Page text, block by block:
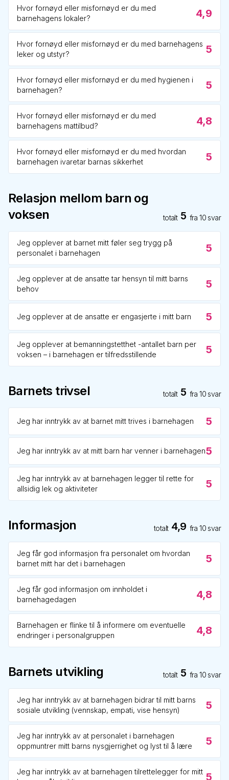
Hvor fornøyd eller misfornøyd er du med
barnehagens lokaler?
4,9
Hvor fornøyd eller misfornøyd er du med barnehagens
leker og utstyr?
5
Hvor fornøyd eller misfornøyd er du med hygienen i
barnehagen?
5
Hvor fornøyd eller misfornøyd er du med
barnehagens mattilbud?
4,8
Hvor fornøyd eller misfornøyd er du med hvordan
barnehagen ivaretar barnas sikkerhet
5
Relasjon mellom barn og
voksen
totalt 5 fra10 svar
Jeg opplever at barnet mitt føler seg trygg på
personalet i barnehagen
5
Jeg opplever at de ansatte tar hensyn til mitt barns
behov
5
Jeg opplever at de ansatte er engasjerte i mitt barn 5
Jeg opplever at bemanningstetthet -antallet barn per
voksen – i barnehagen er tilfredsstillende
5
Barnets trivsel totalt 5 fra10 svar
Jeg har inntrykk av at barnet mitt trives i barnehagen 5
Jeg har inntrykk av at mitt barn har venner i barnehagen5
Jeg har inntrykk av at barnehagen legger til rette for
allsidig lek og aktiviteter
5
Informasjon totalt 4,9 fra10 svar
Jeg får god informasjon fra personalet om hvordan
barnet mitt har det i barnehagen
5
Jeg får god informasjon om innholdet i
barnehagedagen
4,8
Barnehagen er flinke til å informere om eventuelle
endringer i personalgruppen
4,8
Barnets utvikling totalt 5 fra10 svar
Jeg har inntrykk av at barnehagen bidrar til mitt barns
sosiale utvikling (vennskap, empati, vise hensyn)
5
Jeg har inntrykk av at personalet i barnehagen
oppmuntrer mitt barns nysgjerrighet og lyst til å lære
5
Jeg har inntrykk av at barnehagen tilrettelegger for mitt 5